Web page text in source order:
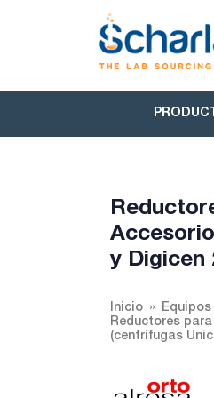
y Digicen
Inicio Equipos
Reductores
(centrífugas